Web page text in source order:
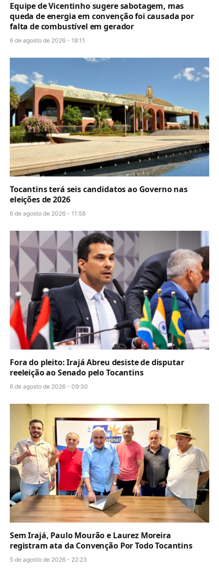
Equipe de Vicentinho sugere sabotagem, mas
queda de energia em convenção foi causada por
falta de combustível em gerador
6 de agosto de 2026 - 18:11
Tocantins terá seis candidatos ao Governo nas
eleições de 2026
6 de agosto de 2026 - 11:58
Fora do pleito: Irajá Abreu desiste de disputar
reeleição ao Senado pelo Tocantins
6 de agosto de 2026 - 09:30
Sem Irajá, Paulo Mourão e Laurez Moreira
registram ata da Convenção Por Todo Tocantins
5 de agosto de 2026 - 22:23